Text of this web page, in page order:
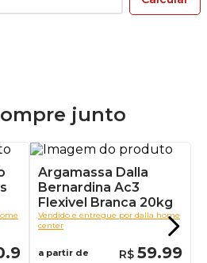
junto
Argamassa Dalla
Bernardina Ac3
Flexivel Branca 20kg
Vendido e entregue por dalla home
center
a partir de 59.99